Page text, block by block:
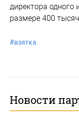
директора одного
размере 400
#взятка
Новости